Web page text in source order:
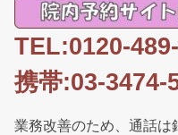
TEL:0120-
携帯:03-3474-
業務改善のため、通話は